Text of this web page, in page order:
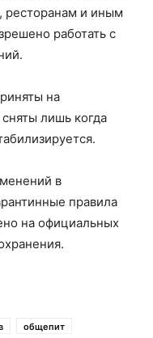
ресторанам и иным
работать с
на
лишь когда
в
правила
на официальных
общепит